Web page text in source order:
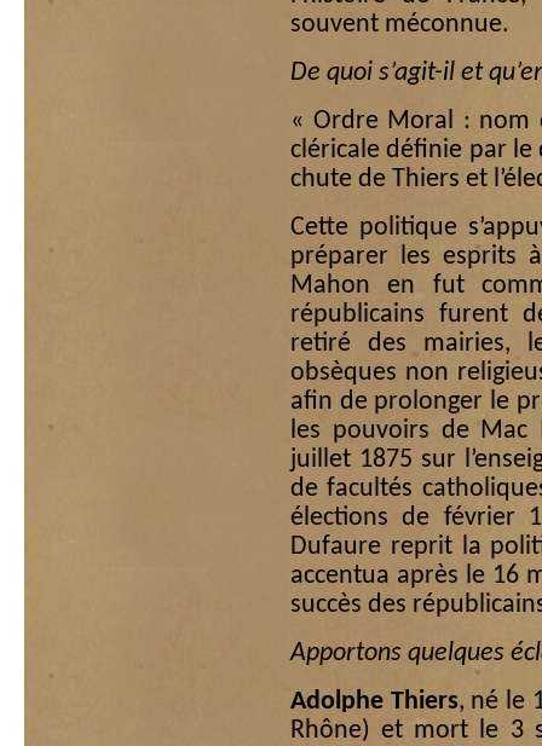
souvent méconnue.
De quoi s’agit-il et
« Ordre Moral : nom
cléricale définie par le
chute de Thiers et
Cette politique
préparer les esprits
Mahon en fut
républicains furent
retiré des mairies,
obsèques non
afin de prolonger le
les pouvoirs de
juillet 1875 sur
de facultés
élections de février
Dufaure reprit la
accentua après le 16
succès des
Apportons quelques
Adolphe Thiers, né le
Rhône) et mort le 3